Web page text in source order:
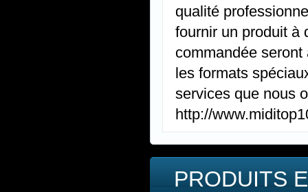
qualité
fournir un produit à
commandée
les formats
services que nous
http://
PRODUITS